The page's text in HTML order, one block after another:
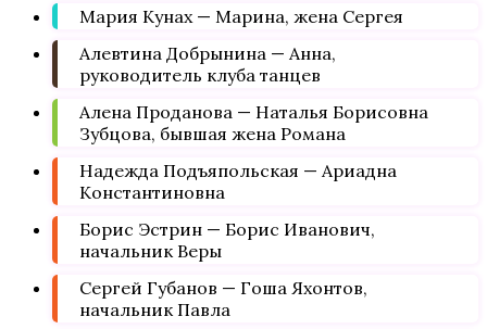
Мария Кунах — Марина, жена Сергея
Алевтина Добрынина — Анна,
руководитель клуба танцев
Алена Проданова — Наталья Борисовна
Зубцова, бывшая жена Романа
Надежда Подъяпольская — Ариадна
Константиновна
Борис Эстрин — Борис Иванович,
начальник Веры
Сергей Губанов — Гоша Яхонтов,
начальник Павла